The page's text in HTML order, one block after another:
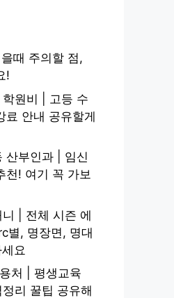
때 주의할 점,
!
원비 | 고등 수
료 안내 공유할게
산부인과 | 임신
천! 여기 꼭 가보
| 전체 시즌 에
별, 명장면, 명대
요
처 | 평생교육
리 꿀팁 공유해